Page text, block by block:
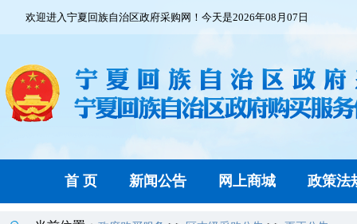
欢迎进入宁夏回族自治区政府采购网！今天是2026年08月07日
首 页 新闻公告 网上商城 政策法